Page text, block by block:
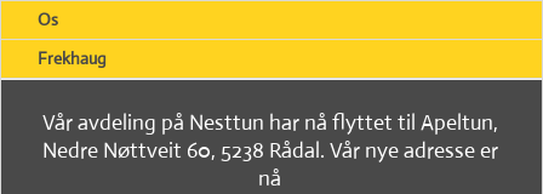
Os
Frekhaug
Vår avdeling på Nesttun har nå flyttet til Apeltun,
Nedre Nøttveit 60, 5238 Rådal. Vår nye adresse er
nå